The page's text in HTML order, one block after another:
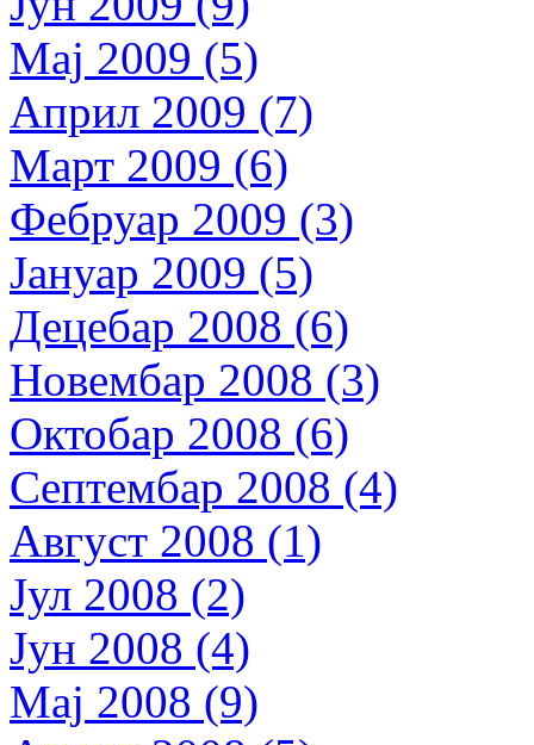
Мај 2009 (5)
Април 2009 (7)
Март 2009 (6)
Фебруар 2009 (3)
Јануар 2009 (5)
Децебар 2008 (6)
Новембар 2008 (3)
Октобар 2008 (6)
Септембар 2008 (4)
Август 2008 (1)
Јул 2008 (2)
Јун 2008 (4)
Мај 2008 (9)